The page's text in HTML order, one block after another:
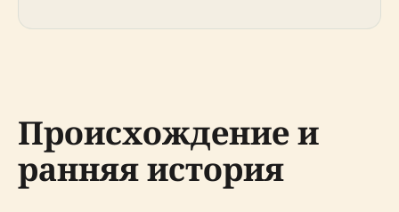
Происхождение и
ранняя история